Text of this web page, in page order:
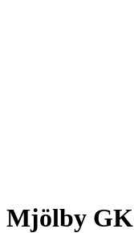
Mjölby GK